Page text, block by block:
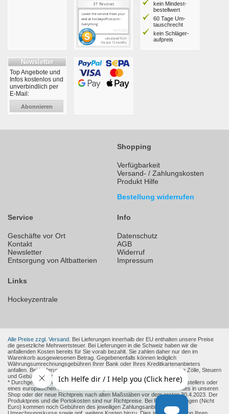
kein Mindest­
bestell­wert
60 Tage Um­
tausch­recht
kein Schläger­
aufpreis
Newsletter
Top Angebote und
Infos kostenlos und
unverbindlich per
E-Mail:
Abonnieren
Shopping
Verfügbarkeit
Versand- / Zahlungskosten
Produkt Hilfe
Bestellung widerrufen
Service
Geschäfte vor Ort
Kontakt
Newsletter
Entsorgung von Altbatterien
Info
Datenschutz
AGB
Widerruf
Impressum
Links
Hockeyzentrale
Alle Preise zzgl. Versand. Bei Lieferungen innerhalb der EU enthalten unsere Preise
die gesetzliche Mehrwertsteuer. Bei Lieferungen in die Schweiz haben wir die
anfallenden Kosten bereits für Sie vorab bezahlt. Sie zahlen daher nur den im
Warenkorb ausgewiesenen Betrag. Gegebenenfalls können lediglich
Währungsumrechnungsgebühren Ihrer Bank oder Ihres Kreditkartenanbieters
anfallen. Bei Lieferungen in andere Nicht-EU-Länder können zusätzliche Zölle, Steuern
und Gebühren entstehen.
* Durchgestrichene Preise sind die empfohlenen Verkaufspreise des Herstellers oder
eines europäischen Händlers zum Zeitpunkt der Aufnahme des Produktes in unseren
Shop oder der neue Richtpreis nach alten Maßstäben vor dem ersten 30.4.2023. Der
Produktpreis und die Portokosten sind nur Richtpreise. Bei Fremdwährungen (Nicht
Euro) kommen noch Gebühren des jeweiligen Zahlungsanbieter und